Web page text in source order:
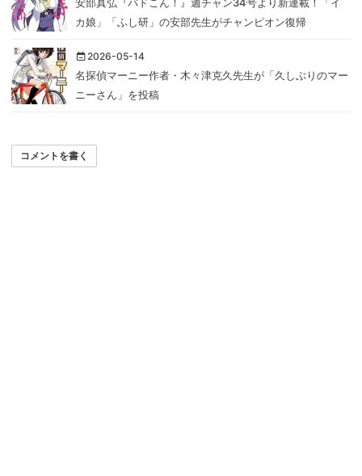
カ娘」「ふし研」の安部先生がチャンピオン復帰
2026-05-14
名探偵マーニー作者・木々津克久先生が「久しぶりのマー
ニーさん」を投稿
コメントを書く